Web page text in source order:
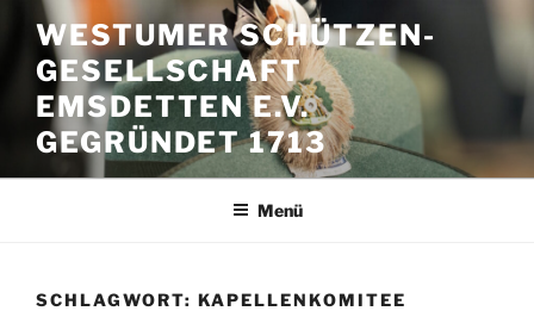
Inhalt
springen
WESTUMER SCHÜTZEN-
GESELLSCHAFT
EMSDETTEN E.V.
GEGRÜNDET 1713
Menü
SCHLAGWORT: KAPELLENKOMITEE